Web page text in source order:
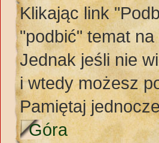
Klikając link
"podbić" temat
Jednak jeśli nie
i wtedy możesz
Pamiętaj
Góra